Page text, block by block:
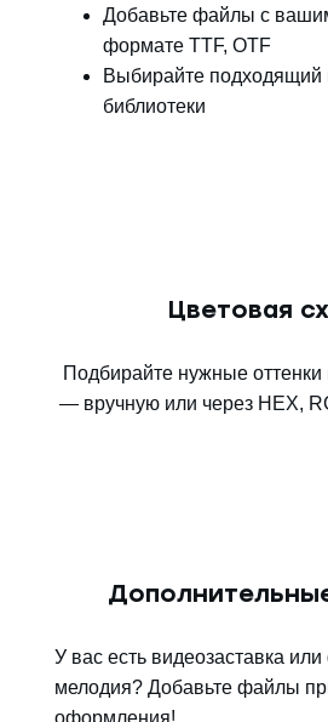
Добавьте файлы с
формате TTF, OTF
Выбирайте
библиотеки
Цветовая
Подбирайте нужные
— вручную или через HEX,
У вас есть видеозаставка
мелодия? Добавьте файлы
оформления!